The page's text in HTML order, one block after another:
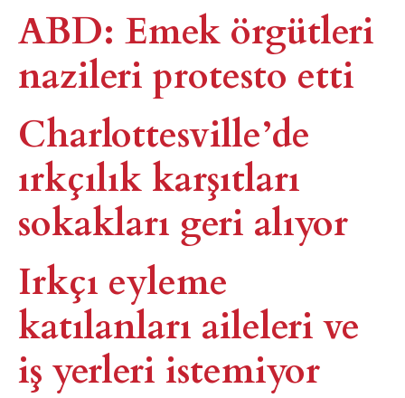
ABD: Emek örgütleri
nazileri protesto etti
Charlottesville’de
ırkçılık karşıtları
sokakları geri alıyor
Irkçı eyleme
katılanları aileleri ve
iş yerleri istemiyor